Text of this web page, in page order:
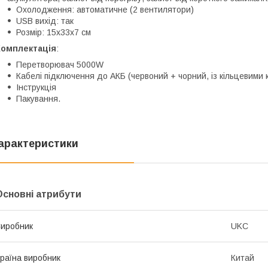
Охолодження: автоматичне (2 вентилятори)
USB вихід: так
Розмір: 15x33x7 см
:
Перетворювач 5000W
Кабелі підключення до АКБ (червоний + чорний, із кільцевими
Інструкція
Пакування.
атрибути
UKC
виробник Китай